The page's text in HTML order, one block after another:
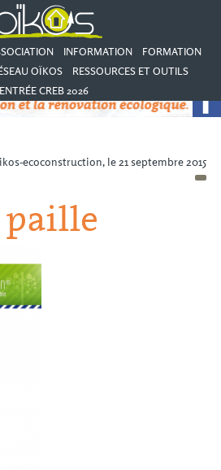
INFORMATION
FORMATION
OÏKOS
RESSOURCES ET OUTILS
CREB 2026
ecoconstruction, le 21 septembre 2015
paille